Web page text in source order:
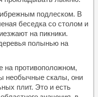
подлеском. В
беседка со столом и
на пикники.
полынью на
на противоположном,
необычные скалы, они
плит. Это и есть